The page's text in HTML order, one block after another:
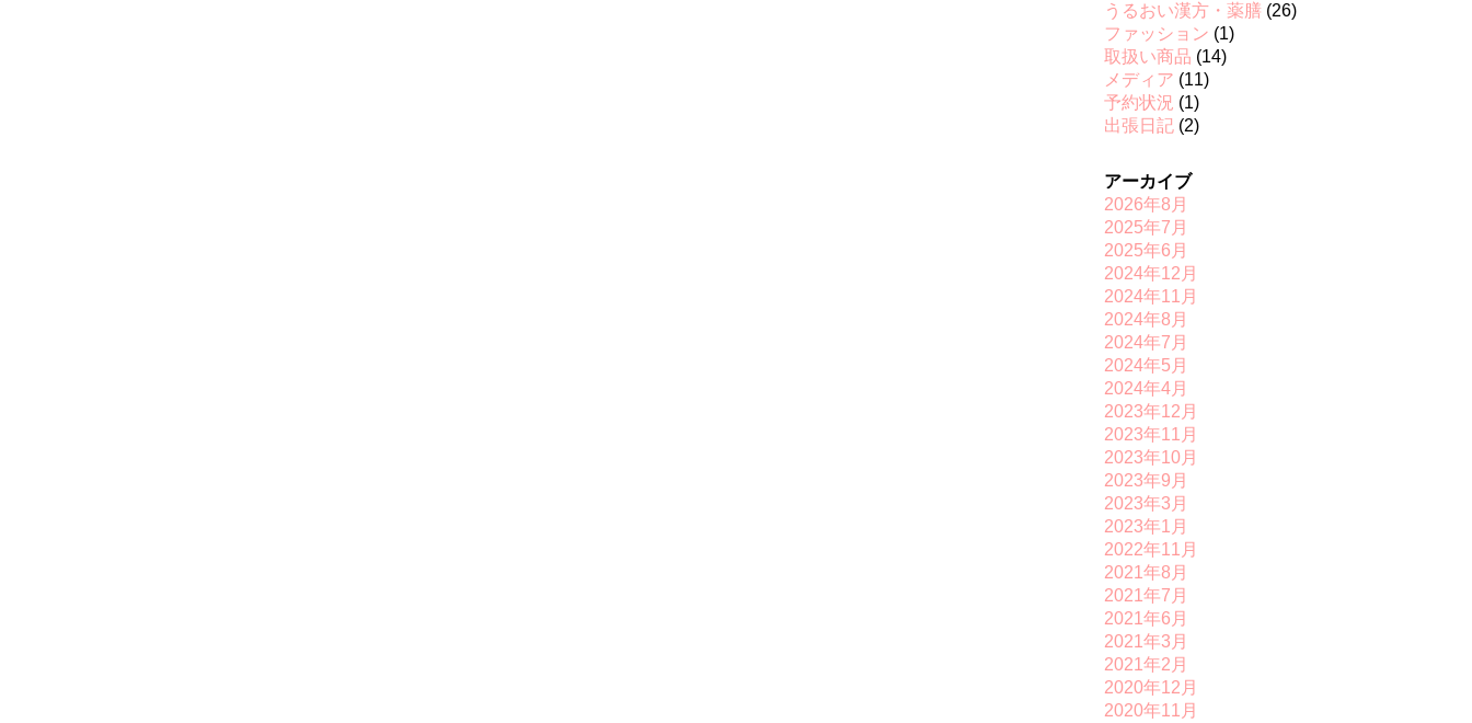
うるおい漢方・薬膳 (26)
ファッション (1)
取扱い商品 (14)
メディア (11)
予約状況 (1)
出張日記 (2)
アーカイブ
2026年8月
2025年7月
2025年6月
2024年12月
2024年11月
2024年8月
2024年7月
2024年5月
2024年4月
2023年12月
2023年11月
2023年10月
2023年9月
2023年3月
2023年1月
2022年11月
2021年8月
2021年7月
2021年6月
2021年3月
2021年2月
2020年12月
2020年11月